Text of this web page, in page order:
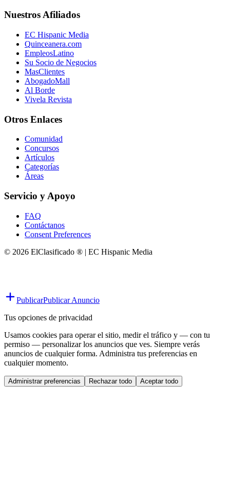
Nuestros Afiliados
EC Hispanic Media
Quinceanera.com
EmpleosLatino
Su Socio de Negocios
MasClientes
AbogadoMall
Al Borde
Vivela Revista
Otros Enlaces
Comunidad
Concursos
Artículos
Categorías
Áreas
Servicio y Apoyo
FAQ
Contáctanos
Consent Preferences
© 2026 ElClasificado ® | EC Hispanic Media
PublicarPublicar Anuncio
Tus opciones de privacidad
Usamos cookies para operar el sitio, medir el tráfico y — con tu
permiso — personalizar los anuncios que ves. Siempre verás
anuncios de cualquier forma. Administra tus preferencias en
cualquier momento.
Administrar preferencias Rechazar todo Aceptar todo